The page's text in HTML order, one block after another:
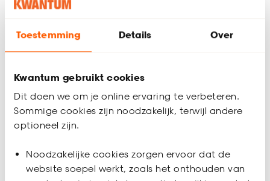
Toestemming Details Over
Kwantum gebruikt cookies
Dit doen we om je online ervaring te verbeteren.
Sommige cookies zijn noodzakelijk, terwijl andere
optioneel zijn.
Noodzakelijke cookies zorgen ervoor dat de
website soepel werkt, zoals het onthouden van
Productomschrijving
gerechten. Deze sfeervolle en moderne schaal, met een
diameter van 14 cm, is uitgevoerd in okergeel aardewerk
kleur. Het stijlvolle ontwerp maakt dit schaaltje een ideale
toevoeging aan elke tafelsetting.
Serie: Ivo
Gemaakt van aardewerk (stoneware)
Productspecificaties
Artikelnummer 4314088